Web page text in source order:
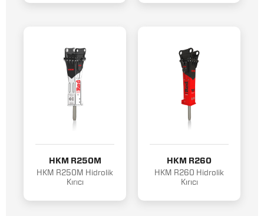
HKM R250M
HKM R250M Hidrolik
Kırıcı
HKM R260
HKM R260 Hidrolik
Kırıcı